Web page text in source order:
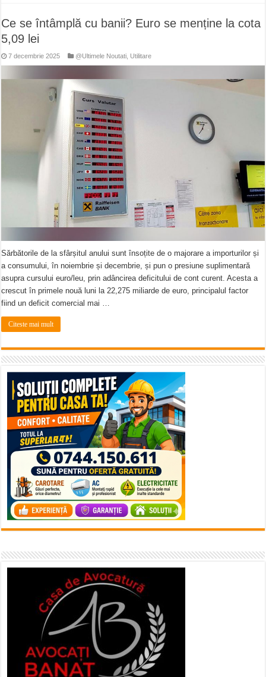
Ce se întâmplă cu banii? Euro se menține la cota
5,09 lei
7 decembrie 2025 @Ultimele Noutati Utilitare
Sărbătorile de la sfârșitul anului sunt însoțite de o majorare a importurilor și
a consumului, în noiembrie și decembrie, și pun o presiune suplimentară
asupra cursului euro/leu, prin adâncirea deficitului de cont curent. Acesta a
crescut în primele nouă luni la 22,275 miliarde de euro, principalul factor
fiind un deficit comercial mai …
Citeste mai mult